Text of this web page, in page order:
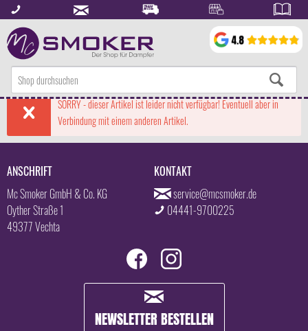
SORRY - dieser Artikel ist leider nicht verfügbar! Eventuell aber in
Verbindung mit einem anderen Artikel.
ANSCHRIFT
Mc Smoker GmbH & Co. KG
Oyther Straße 1
49377 Vechta
KONTAKT
service@mcsmoker.de
04441-9700225
NEWSLETTER BESTELLEN